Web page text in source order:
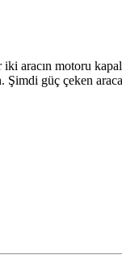
aracın motoru
güç çeken